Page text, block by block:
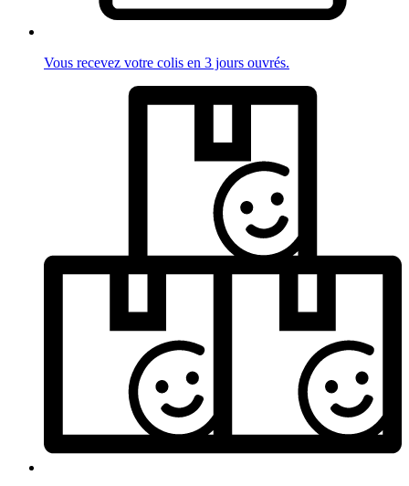
Vous recevez votre colis en 3 jours ouvrés.